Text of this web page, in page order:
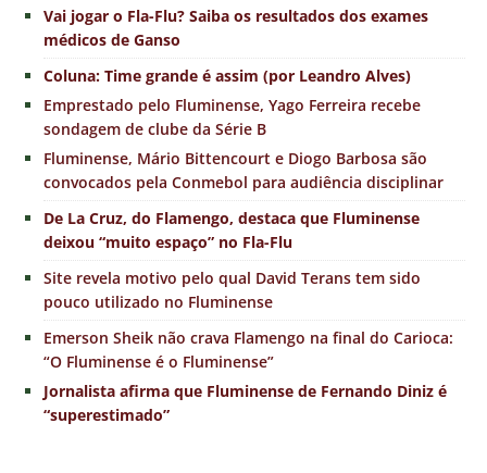
Vai jogar o Fla-Flu? Saiba os resultados dos exames
médicos de Ganso
Coluna: Time grande é assim (por Leandro Alves)
Emprestado pelo Fluminense, Yago Ferreira recebe
sondagem de clube da Série B
Fluminense, Mário Bittencourt e Diogo Barbosa são
convocados pela Conmebol para audiência disciplinar
De La Cruz, do Flamengo, destaca que Fluminense
deixou “muito espaço” no Fla-Flu
Site revela motivo pelo qual David Terans tem sido
pouco utilizado no Fluminense
Emerson Sheik não crava Flamengo na final do Carioca:
“O Fluminense é o Fluminense”
Jornalista afirma que Fluminense de Fernando Diniz é
“superestimado”